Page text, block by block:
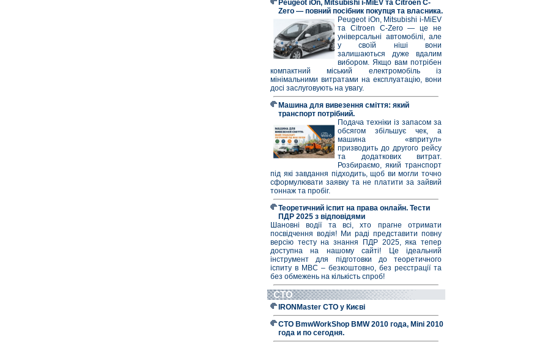
Peugeot iOn, Mitsubishi i-MiEV та Citroen C-
Zero — повний посібник покупця та власника.
Peugeot iOn, Mitsubishi i-MiEV
та Citroen C-Zero — це не
універсальні автомобілі, але
у своїй ніші вони
залишаються дуже вдалим
вибором. Якщо вам потрібен
компактний міський електромобіль із
мінімальними витратами на експлуатацію, вони
досі заслуговують на увагу.
Машина для вивезення сміття: який
транспорт потрібний.
Подача техніки із запасом за
обсягом збільшує чек, а
машина «впритул»
призводить до другого рейсу
та додаткових витрат.
Розбираємо, який транспорт
під які завдання підходить, щоб ви могли точно
сформулювати заявку та не платити за зайвий
тоннаж та пробіг.
Теоретичний іспит на права онлайн. Тести
ПДР 2025 з відповідями
Шановні водії та всі, хто прагне отримати
посвідчення водія! Ми раді представити повну
версію тесту на знання ПДР 2025, яка тепер
доступна на нашому сайті! Це ідеальний
інструмент для підготовки до теоретичного
іспиту в МВС – безкоштовно, без реєстрації та
без обмежень на кількість спроб!
СТО
IRONMaster СТО у Києві
СТО BmwWorkShop BMW 2010 года, Mini 2010
года и по сегодня.